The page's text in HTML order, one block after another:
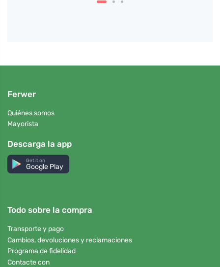
Ferwer
Quiénes somos
Mayorista
Descarga la app
Get it on
Google Play
Todo sobre la compra
Transporte y pago
Cambios, devoluciones y reclamaciones
Programa de fidelidad
Contacte con